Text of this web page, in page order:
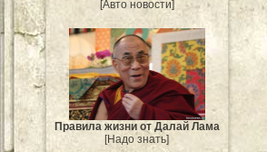
[Авто новости]
Правила жизни от Далай Лама
[Надо знать]